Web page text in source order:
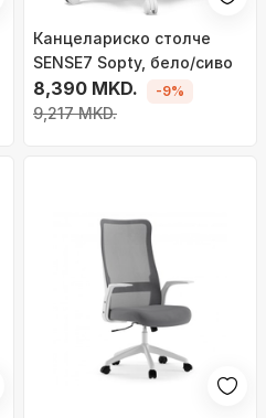
Канцелариско столче
SENSE7 Sopty, бело/сиво
8,390 MKD.
9,217 MKD.
-9%